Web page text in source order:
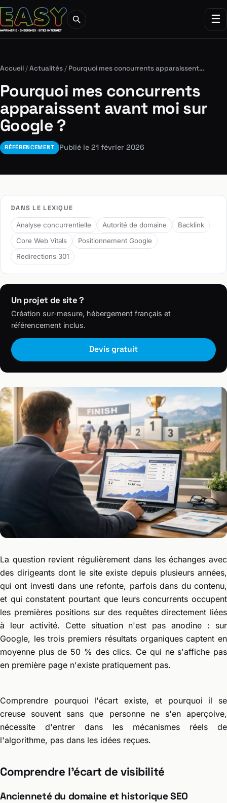
☰
Accueil /Actualités / Pourquoi mes concurrents apparaissent…
Pourquoi mes concurrents
apparaissent avant moi sur
Google ?
RÉFÉRENCEMENT Publié le 21 février 2026
La question revient régulièrement dans les échanges avec
des dirigeants dont le site existe depuis plusieurs années,
qui ont investi dans une refonte, parfois dans du contenu,
et qui constatent pourtant que leurs concurrents occupent
les premières positions sur des requêtes directement liées
à leur activité. Cette situation n'est pas anodine : sur
Google, les trois premiers résultats organiques captent en
moyenne plus de 50 % des clics. Ce qui ne s'affiche pas
en première page n'existe pratiquement pas.
Comprendre pourquoi l'écart existe, et pourquoi il se
creuse souvent sans que personne ne s'en aperçoive,
nécessite d'entrer dans les mécanismes réels de
l'algorithme, pas dans les idées reçues.
Comprendre l'écart de visibilité
Ancienneté du domaine et historique SEO
DANS LE LEXIQUE
Analyse concurrentielle Autorité de domaine
Backlink
Core Web Vitals
Positionnement Google
Redirections 301
Un projet de site ?
Création sur-mesure, hébergement français et
référencement inclus.
Devis gratuit